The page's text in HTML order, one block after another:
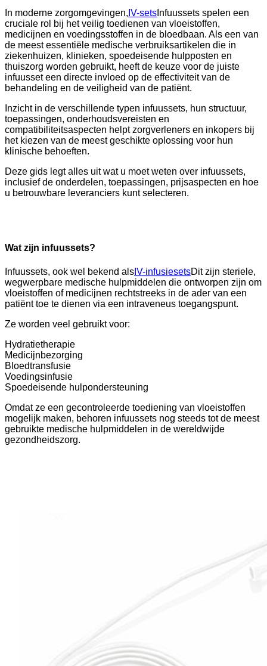
In moderne zorgomgevingen, IV-sets Infuussets spelen een
cruciale rol bij het veilig toedienen van vloeistoffen,
medicijnen en voedingsstoffen in de bloedbaan. Als een van
de meest essentiële medische verbruiksartikelen die in
ziekenhuizen, klinieken, spoedeisende hulpposten en
thuiszorg worden gebruikt, heeft de keuze voor de juiste
infuusset een directe invloed op de effectiviteit van de
behandeling en de veiligheid van de patiënt.
Inzicht in de verschillende typen infuussets, hun structuur,
toepassingen, onderhoudsvereisten en
compatibiliteitsaspecten helpt zorgverleners en inkopers bij
het kiezen van de meest geschikte oplossing voor hun
klinische behoeften.
Deze gids legt alles uit wat u moet weten over infuussets,
inclusief de onderdelen, toepassingen, prijsaspecten en hoe
u betrouwbare leveranciers kunt selecteren.
Wat zijn infuussets?
Infuussets, ook wel bekend als IV-infusiesetsDit zijn steriele,
wegwerpbare medische hulpmiddelen die ontworpen zijn om
vloeistoffen of medicijnen rechtstreeks in de ader van een
patiënt toe te dienen via een intraveneus toegangspunt.
Ze worden veel gebruikt voor:
Hydratietherapie
Medicijnbezorging
Bloedtransfusie
Voedingsinfusie
Spoedeisende hulpondersteuning
Omdat ze een gecontroleerde toediening van vloeistoffen
mogelijk maken, behoren infuussets nog steeds tot de meest
gebruikte medische hulpmiddelen in de wereldwijde
gezondheidszorg.